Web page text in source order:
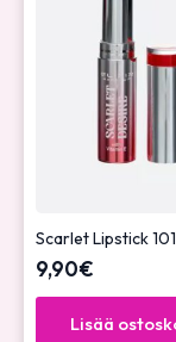
Scarlet Lipstick 101
9,90€
Lisää